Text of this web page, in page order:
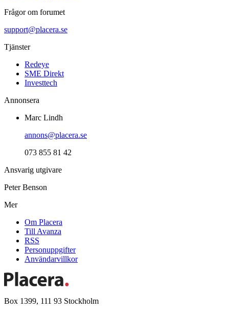
Frågor om forumet
support@placera.se
Tjänster
Redeye
SME Direkt
Investtech
Annonsera
Marc Lindh
annons@placera.se
073 855 81 42
Ansvarig utgivare
Peter Benson
Mer
Om Placera
Till Avanza
RSS
Personuppgifter
Användarvillkor
Box 1399, 111 93 Stockholm